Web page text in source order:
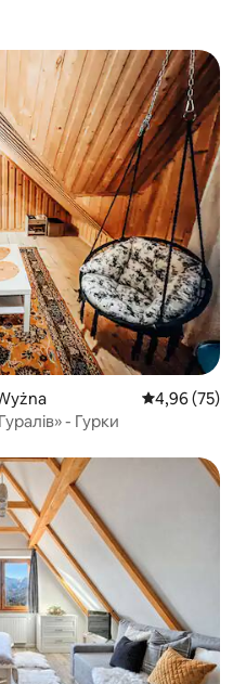
Середня
4,96 (75)
- Гурки